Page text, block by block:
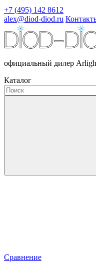
+7 (495) 142 8612
alex@diod-diod.ru
официальный дилер
Каталог
Сравнение